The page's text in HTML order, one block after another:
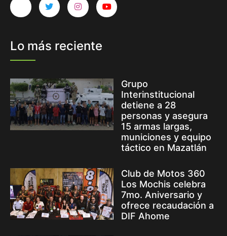
Lo más reciente
Grupo
Interinstitucional
detiene a 28
personas y asegura
15 armas largas,
municiones y equipo
táctico en Mazatlán
Club de Motos 360
Los Mochis celebra
7mo. Aniversario y
ofrece recaudación a
DIF Ahome